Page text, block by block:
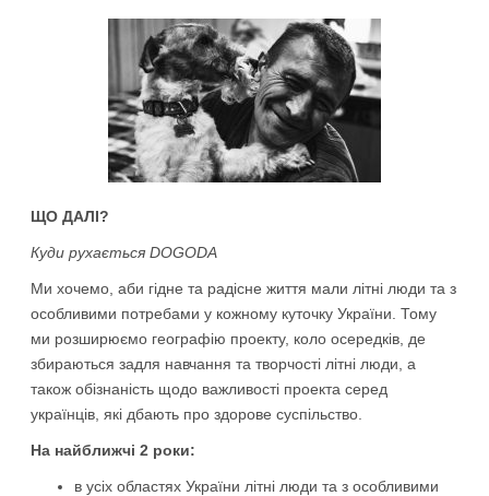
ЩО ДАЛІ?
Куди рухається DOGODA
Ми хочемо, аби гідне та радісне життя мали літні люди та з
особливими потребами у кожному куточку України. Тому
ми розширюємо географію проекту, коло осередків, де
збираються задля навчання та творчості літні люди, а
також обізнаність щодо важливості проекта серед
українців, які дбають про здорове суспільство.
На найближчі 2 роки:
в усіх областях України літні люди та з особливими